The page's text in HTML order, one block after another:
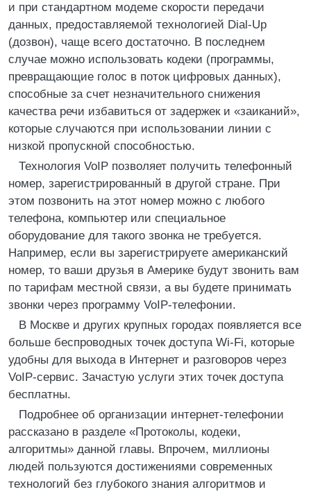
и при стандартном модеме скорости передачи
данных, предоставляемой технологией Dial-Up
(дозвон), чаще всего достаточно. В последнем
случае можно использовать кодеки (программы,
превращающие голос в поток цифровых данных),
способные за счет незначительного снижения
качества речи избавиться от задержек и «заиканий»,
которые случаются при использовании линии с
низкой пропускной способностью.
Технология VoIP позволяет получить телефонный
номер, зарегистрированный в другой стране. При
этом позвонить на этот номер можно с любого
телефона, компьютер или специальное
оборудование для такого звонка не требуется.
Например, если вы зарегистрируете американский
номер, то ваши друзья в Америке будут звонить вам
по тарифам местной связи, а вы будете принимать
звонки через программу VoIP-телефонии.
В Москве и других крупных городах появляется все
больше беспроводных точек доступа Wi-Fi, которые
удобны для выхода в Интернет и разговоров через
VoIP-сервис. Зачастую услуги этих точек доступа
бесплатны.
Подробнее об организации интернет-телефонии
рассказано в разделе «Протоколы, кодеки,
алгоритмы» данной главы. Впрочем, миллионы
людей пользуются достижениями современных
технологий без глубокого знания алгоритмов и